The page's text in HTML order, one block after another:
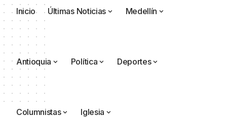
Inicio Últimas Noticias Medellín
Antioquia Política Deportes
Columnistas Iglesia